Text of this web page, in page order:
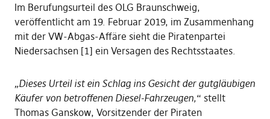
Im Berufungsurteil des OLG Braunschweig,
veröffentlicht am 19. Februar 2019, im Zusammenhang
mit der VW-Abgas-Affäre sieht die Piratenpartei
Niedersachsen [1] ein Versagen des Rechtsstaates.
„Dieses Urteil ist ein Schlag ins Gesicht der gutgläubigen
Käufer von betroffenen Diesel-Fahrzeugen,“ stellt
Thomas Ganskow, Vorsitzender der Piraten